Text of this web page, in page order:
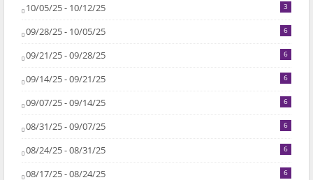
10/05/25 - 10/12/25 3
09/28/25 - 10/05/25 6
09/21/25 - 09/28/25 6
09/14/25 - 09/21/25 6
09/07/25 - 09/14/25 6
08/31/25 - 09/07/25 6
08/24/25 - 08/31/25 6
08/17/25 - 08/24/25 6